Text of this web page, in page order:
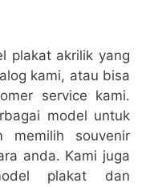
plakat akrilik yang
kami, atau bisa
service kami.
model untuk
memilih souvenir
anda. Kami juga
plakat dan